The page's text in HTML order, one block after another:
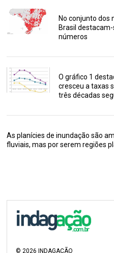
No conjunto dos
Brasil
números
O gráfico 1
cresceu a taxas
três décadas
As planícies de inundação são
fluviais, mas por serem regiões
©2026 INDAGAÇÃO